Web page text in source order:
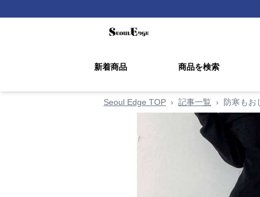
新着商品 商品を検索
Seoul Edge TOP › 記事一覧 › 防寒もお